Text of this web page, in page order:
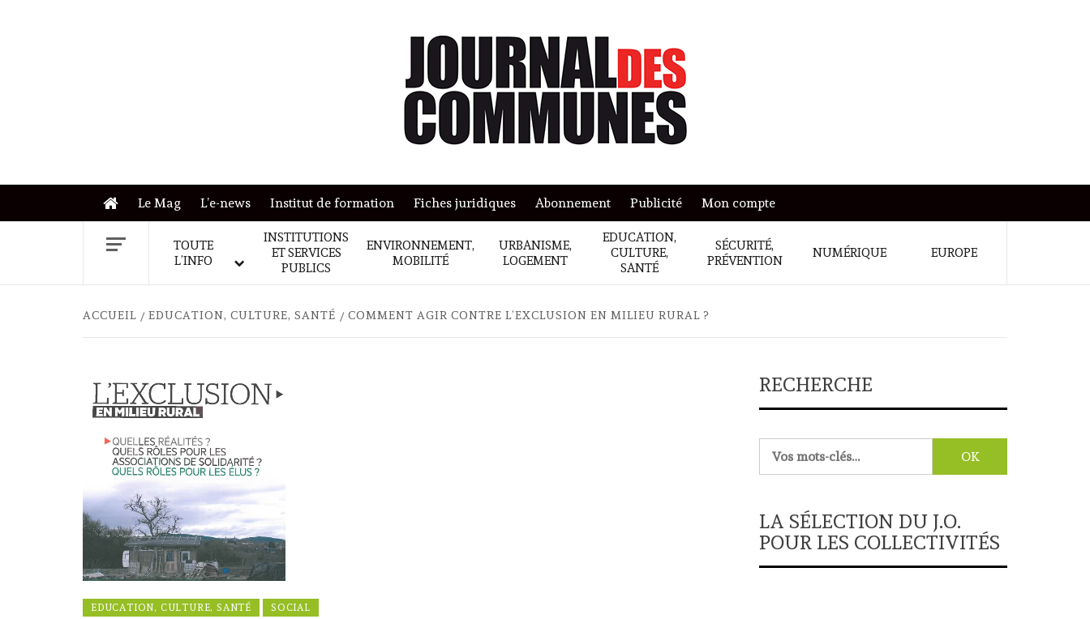
Le Mag L’e-news Institut de formation Fiches juridiques Abonnement Publicité Mon compte
TOUTE
L’INFO
INSTITUTIONS
ET SERVICES
PUBLICS
ENVIRONNEMENT,
MOBILITÉ
URBANISME,
LOGEMENT
EDUCATION,
CULTURE,
SANTÉ
SÉCURITÉ,
PRÉVENTION
NUMÉRIQUE EUROPE
ACCUEIL EDUCATION, CULTURE, SANTÉ COMMENT AGIR CONTRE L’EXCLUSION EN MILIEU RURAL ?
EDUCATION, CULTURE, SANTÉ SOCIAL
RECHERCHE
LA SÉLECTION DU J.O.
POUR LES COLLECTIVITÉS